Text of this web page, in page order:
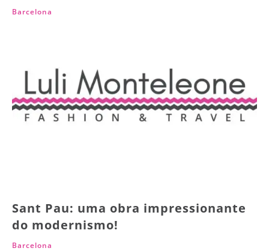
Barcelona
Sant Pau: uma obra impressionante
do modernismo!
Barcelona